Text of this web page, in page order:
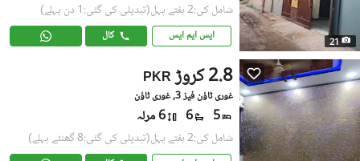
21
شامل کی:2 ہفتے پہل (تبدیلی کی گئی:1 دن پہلے)
ایس ایم ایس کال
PKR 2.8 کروڑ
غوری ٹاؤن فیز 3, غوری ٹاؤن
5
6 6 مرلہ
شامل کی:2 ہفتے پہل (تبدیلی کی گئی:8 گھنٹے پہلے)